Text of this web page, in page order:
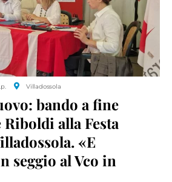
Villadossola
bando a fine
alla Festa
«E
seggio al Vco in